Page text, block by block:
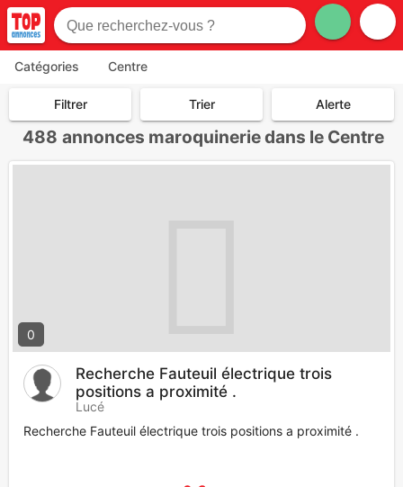
Catégories Centre
Filtrer Trier Alerte
488 annonces maroquinerie dans le Centre
0
Recherche Fauteuil électrique trois
positions a proximité .
Lucé
Recherche Fauteuil électrique trois positions a proximité .